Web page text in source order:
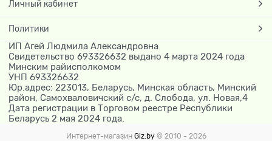
Личный кабинет
Политики
ИП Агей Людмила Александровна
Свидетельство 693326632 выдано 4 марта 2024 года
Минским райисполкомом
УНП 693326632
Юр.адрес: 223013, Беларусь, Минская область, Минский
район, Самохваловичский с/с, д. Слобода, ул. Новая,4
Дата регистрации в Торговом реестре Республики
Беларусь 2 мая 2024 года.
Интернет-магазин Giz.by © 2010 - 2026